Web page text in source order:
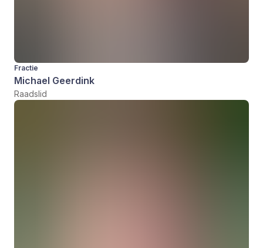
Fractie
Michael Geerdink
Raadslid